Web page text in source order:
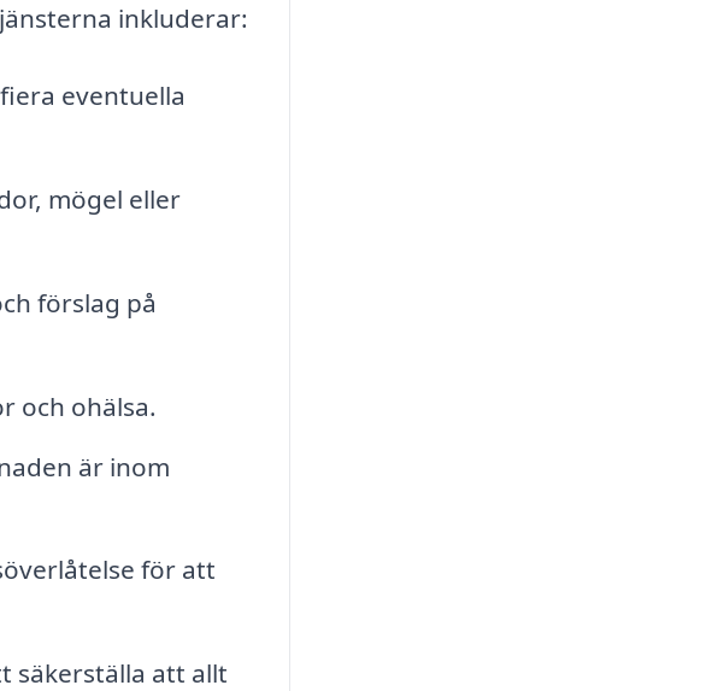
inkluderar:
eventuella
mögel eller
förslag på
och ohälsa.
är inom
för att
säkerställa att allt